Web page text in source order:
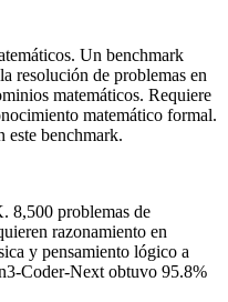
. Un benchmark
resolución de problemas en
matemáticos. Requiere
matemático formal.
benchmark.
. 8,500 problemas de
razonamiento en
y pensamiento lógico a
Coder-Next obtuvo 95.8%